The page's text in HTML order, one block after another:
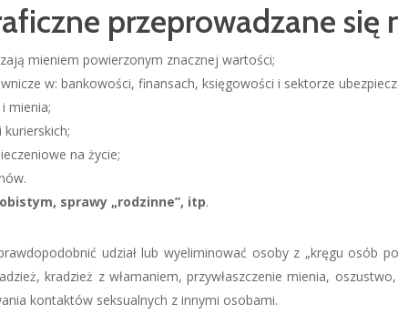
przeprowadzane się
mieniem powierzonym znacznej wartości;
w: bankowości, finansach, księgowości i sektorze
mienia;
na życie;
sprawy „rodzinne”, itp.
udział lub wyeliminować osoby z „kręgu osób
kradzież z włamaniem, przywłaszczenie mienia,
kontaktów seksualnych z innymi osobami.